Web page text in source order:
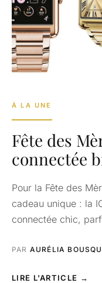
À LA UNE
Fête des
connectée
Pour la Fête des
cadeau unique : la
connectée chic,
PAR AURÉLIA
LIRE L'ARTICLE →